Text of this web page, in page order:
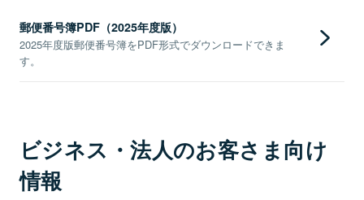
郵便番号簿PDF（2025年度版）
2025年度版郵便番号簿をPDF形式でダウンロードできま
す。
ビジネス・法人のお客さま向け
情報